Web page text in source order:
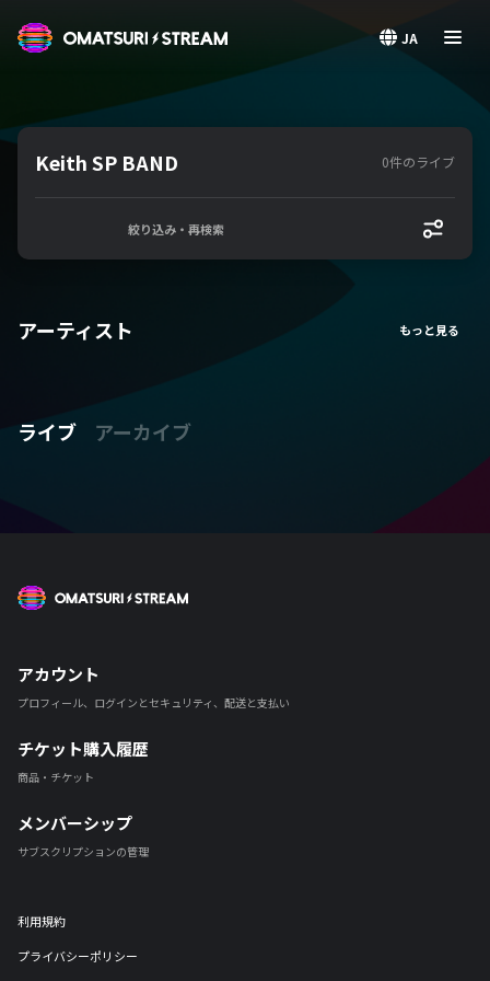
JA
Keith SP BAND 0件のライブ
絞り込み・再検索
アーティスト
ライブ アーカイブ
アカウント
プロフィール、ログインとセキュリティ、配送と支払い
チケット購入履歴
商品・チケット
メンバーシップ
サブスクリプションの管理
利用規約
プライバシーポリシー